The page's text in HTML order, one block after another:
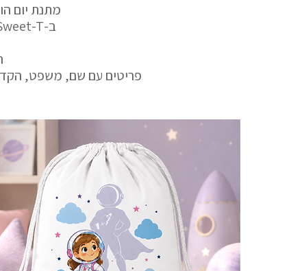
מתנת יום
ב-Sweet-T תמצאו מתנות יום הולדת בעיצוב אישי, שנוצרות מתוך הקפדה על עיצוב עדין,
פריטים עם שם, משפט,